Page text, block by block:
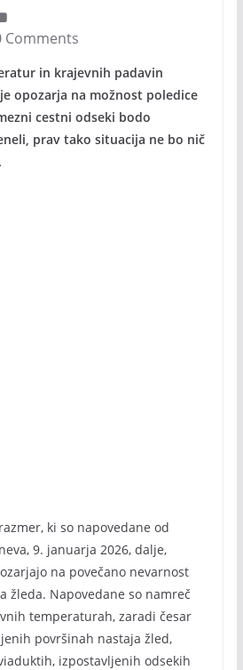
Comments
in krajevnih padavin
opozarja na možnost poledice
cestni odseki bodo
prav tako situacija ne bo nič
ki so napovedane od
9. januarja 2026, dalje,
na povečano nevarnost
žleda. Napovedane so namreč
temperaturah, zaradi česar
površinah nastaja žled,
izpostavljenih odsekih